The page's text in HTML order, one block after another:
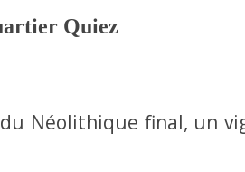
NotreQuiez
Néolithique final, un